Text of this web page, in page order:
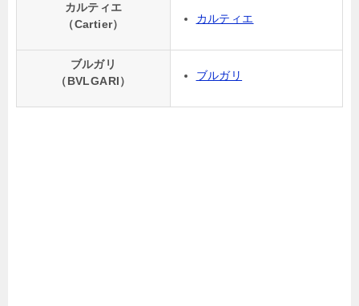
カルティエ
（Cartier）
カルティエ
ブルガリ
（BVLGARI）
ブルガリ